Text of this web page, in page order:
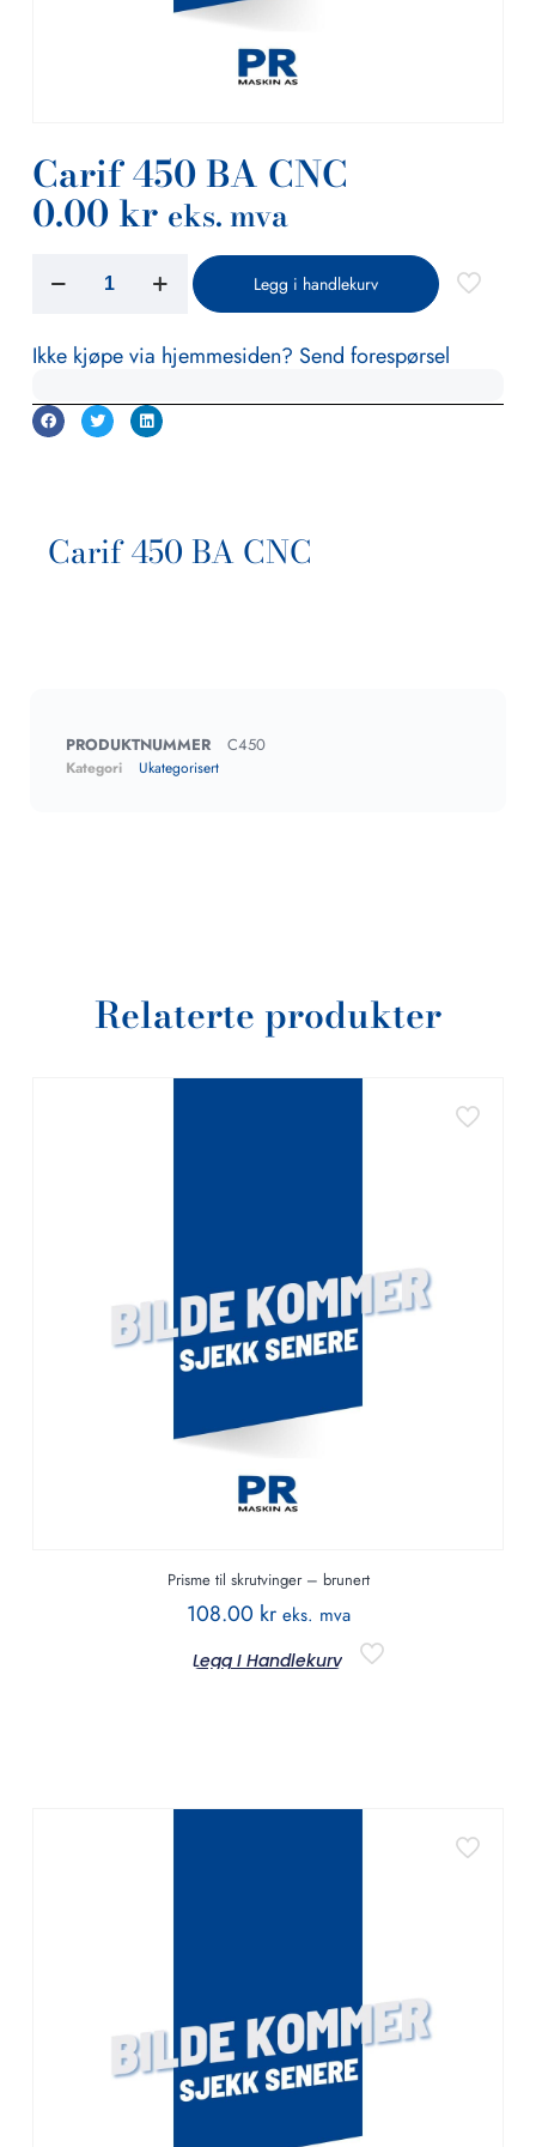
Carif 450 BA CNC
0.00kr eks. mva
Legg i handlekurv
Ikke kjøpe via hjemmesiden? Send forespørsel
Carif 450 BA CNC
PRODUKTNUMMER C450
Kategori Ukategorisert
Relaterte produkter
Prisme til skrutvinger – brunert
108.00 kr eks. mva
Legg I Handlekurv